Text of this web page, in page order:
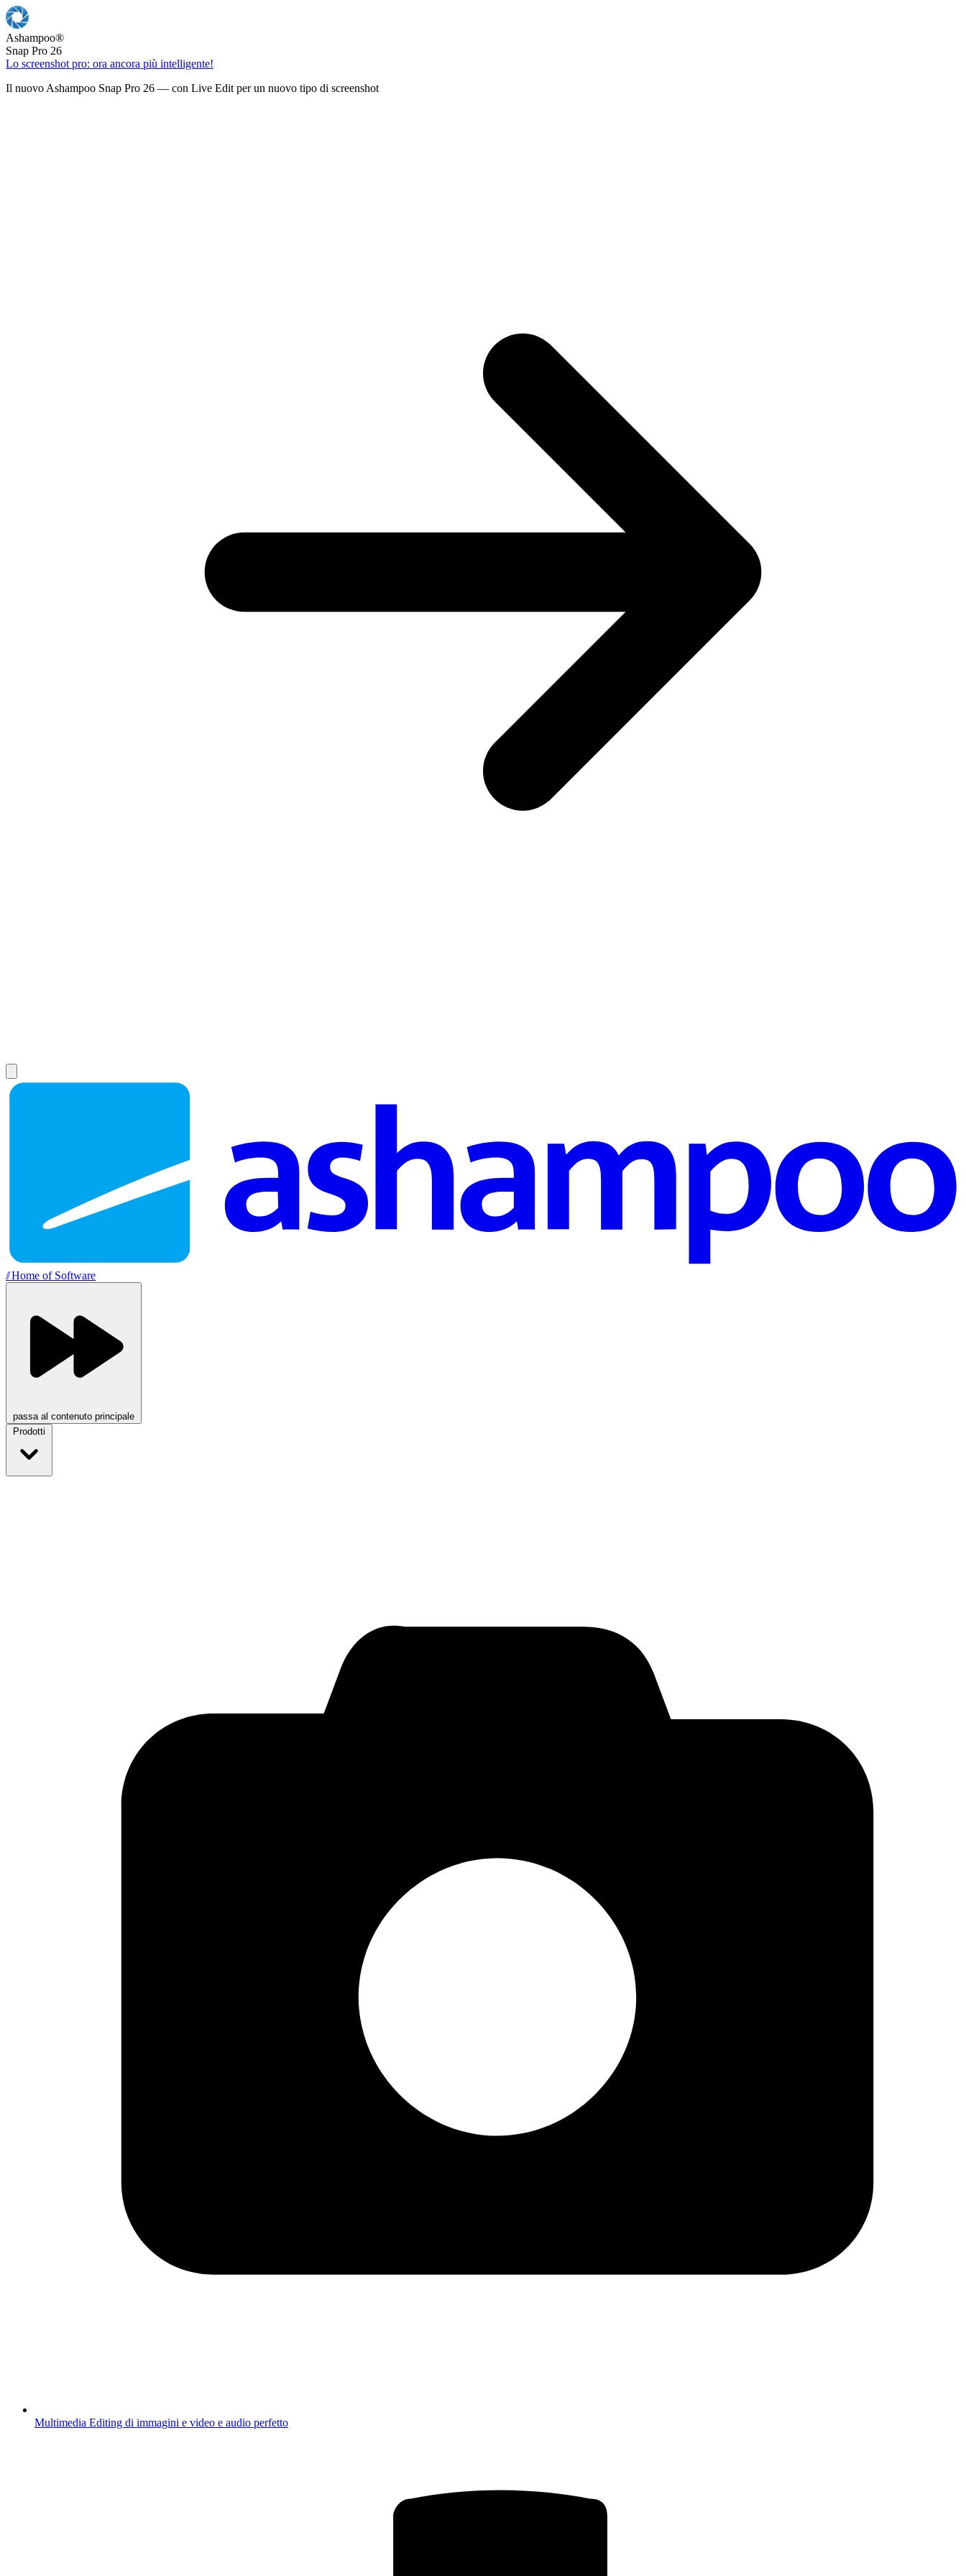
Ashampoo®
Snap Pro 26
Lo screenshot pro: ora ancora più intelligente!
Il nuovo Ashampoo Snap Pro 26 — con Live Edit per un nuovo tipo di screenshot
//Home of Software
passa al contenuto principale
Prodotti
Multimedia Editing di immagini e video e audio perfetto